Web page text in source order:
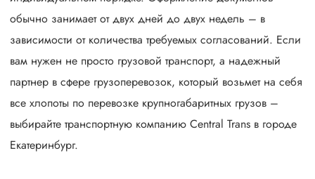
обычно занимает от двух дней до двух недель – в
зависимости от количества требуемых согласований. Если
вам нужен не просто грузовой транспорт, а надежный
партнер в сфере грузоперевозок, который возьмет на себя
все хлопоты по перевозке крупногабаритных грузов –
выбирайте транспортную компанию Central Trans в городе
Екатеринбург.